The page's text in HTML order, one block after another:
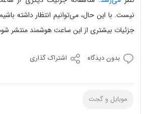
نیست. با این حال، می‌توانیم انتظار داشته
جزئیات بیشتری از این ساعت هوشمند منتشر
بدون دیدگاه اشتراک گذاری
موبایل و گجت